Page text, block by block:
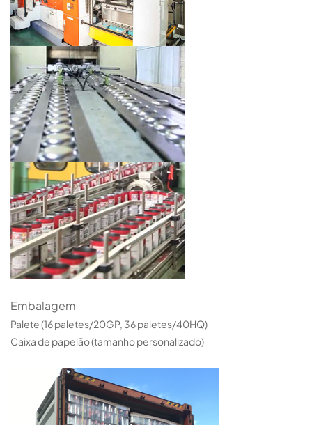
Embalagem
Palete (16 paletes/20GP, 36 paletes/40HQ)
Caixa de papelão (tamanho personalizado)